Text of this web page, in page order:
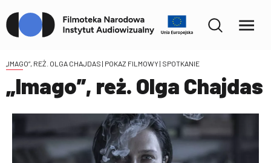
„IMAGO”, REŻ. OLGA CHAJDAS | POKAZ FILMOWY | SPOTKANIE
„Imago”, reż. Olga Chajdas